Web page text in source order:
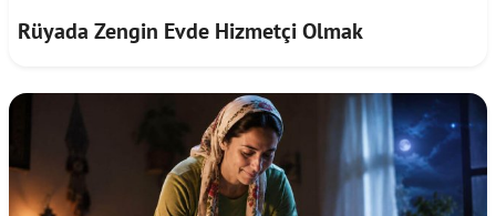
Rüyada Zengin Evde Hizmetçi Olmak